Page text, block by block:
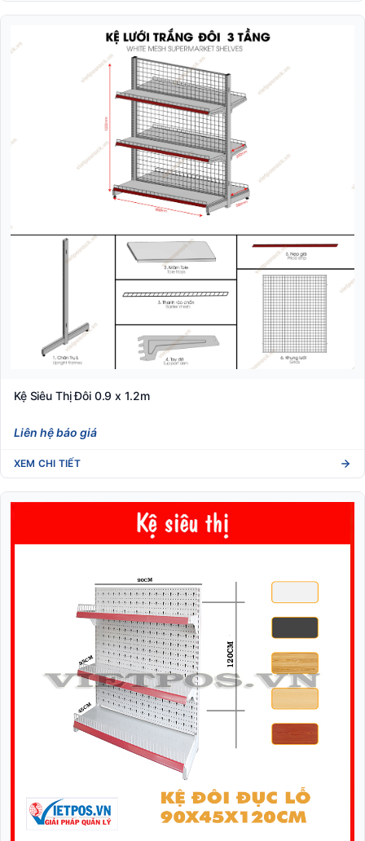
Kệ Siêu Thị Đôi 0.9 x 1.2m
Liên hệ báo giá
XEM CHI TIẾT